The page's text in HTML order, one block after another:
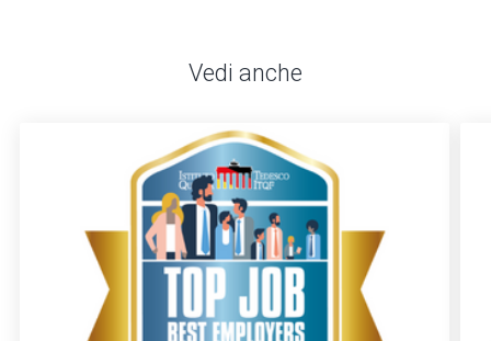
Vedi anche